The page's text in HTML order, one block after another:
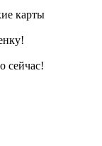
карты
сейчас!